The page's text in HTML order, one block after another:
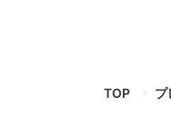
TOP プ